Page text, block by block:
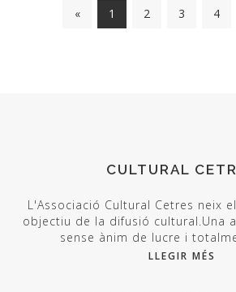
« 1 2 3 4
CULTURAL
L'Associació Cultural Cetres neix
objectiu de la difusió cultural.Una
sense ànim de lucre i
LLEGIR MÉS